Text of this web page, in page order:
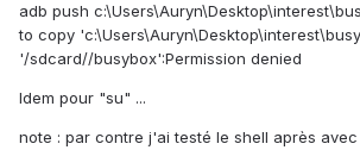
adb push
to copy
'/sdcard//busybox':Permission denied
Idem pour "su" ...
note : par contre j'ai testé le shell après